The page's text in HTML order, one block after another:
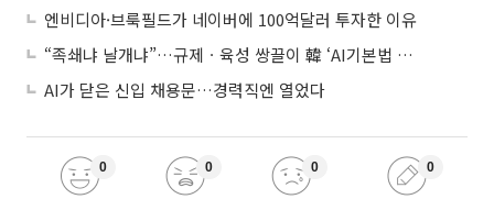
엔비디아·브룩필드가 네이버에 100억달러 투자한 이유
“족쇄냐 날개냐”…규제ㆍ육성 쌍끌이 韓 ‘AI기본법 개정안’ 오늘 시행
AI가 닫은 신입 채용문…경력직엔 열었다
0 0 0 0